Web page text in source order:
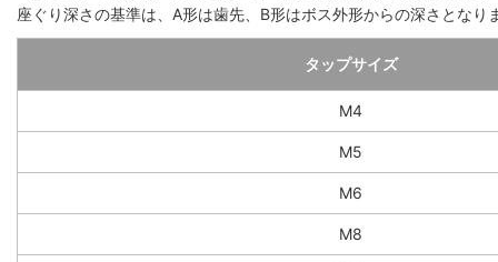
座ぐり深さの基準は、A形は歯先、B形はボス外形からの深さとなり
タップサイズ
M4
M5
M6
M8